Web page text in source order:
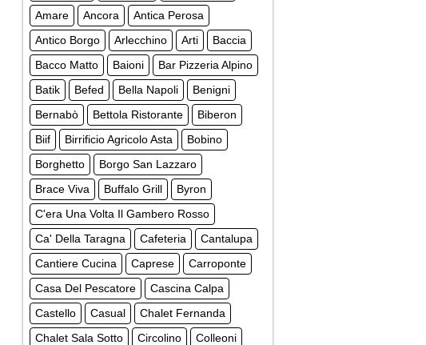
Amare
Ancora
Antica Perosa
Antico Borgo
Arlecchino Arti
Baccia
Bacco Matto
Baioni
Bar Pizzeria Alpino
Batik
Befed Bella Napoli
Benigni
Bernabò
Bettola Ristorante
Biberon
Biif
Birrificio Agricolo Asta
Bobino
Borghetto
Borgo San Lazzaro
Brace Viva
Buffalo Grill
Byron
C'era Una Volta Il Gambero Rosso
Ca' Della Taragna
Cafeteria
Cantalupa
Cantiere Cucina
Caprese
Carroponte
Casa Del Pescatore
Cascina Calpa
Castello
Casual
Chalet Fernanda
Chalet Sala Sotto
Circolino
Colleoni